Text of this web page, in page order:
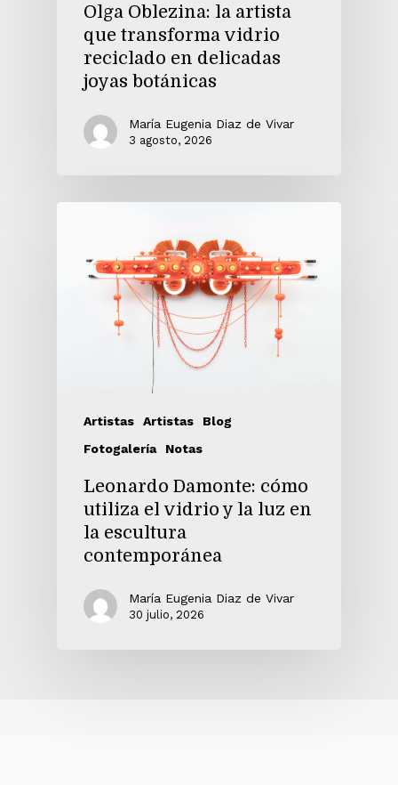
Olga Oblezina: la artista
que transforma vidrio
reciclado en delicadas
joyas botánicas
María Eugenia Diaz de Vivar
3 agosto, 2026
Artistas Artistas
Blog
Fotogalería
Notas
Leonardo Damonte: cómo
utiliza el vidrio y la luz en
la escultura
contemporánea
María Eugenia Diaz de Vivar
30 julio, 2026